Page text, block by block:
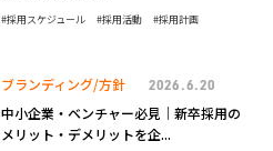
採用スケジュール 採用活動 採用計画
ブランディング/方針 2026.6.20
中小企業・ベンチャー必見｜新卒採用の
メリット・デメリットを企...